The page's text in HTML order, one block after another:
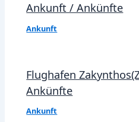
Ankunft / Ankünfte
Ankunft
Flughafen
Ankünfte
Ankunft